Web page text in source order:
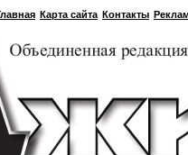
Карта сайта Контакты